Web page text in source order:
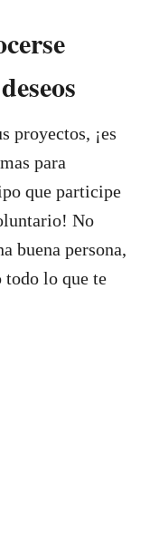
proyectos, ¡es
para
que participe
No
buena persona,
todo lo que te